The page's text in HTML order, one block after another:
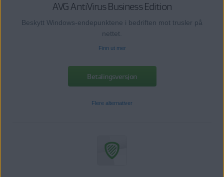
AVG AntiVirus Business Edition
Beskytt Windows-endepunktene i bedriften mot trusler på
nettet.
Finn ut mer
Betalingsversjon
Flere alternativer